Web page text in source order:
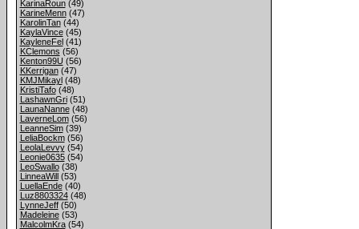
KarinaRoun(49)
KarineMenn(47)
KarolinTan(44)
KaylaVince(45)
KayleneFel(41)
KClemons (56)
Kenton99U (56)
KKerrigan(47)
KMJMikayl(48)
KristiTafo(48)
LashawnGri(51)
LaunaNanne(48)
LaverneLom(56)
LeanneSim(39)
LeliaBockm(56)
LeolaLevvy(54)
Leonie0635(54)
LeoSwallo(38)
LinneaWill(53)
LuellaEnde(40)
Luz8803324(48)
LynneJeff(50)
Madeleine(53)
MalcolmKra(54)